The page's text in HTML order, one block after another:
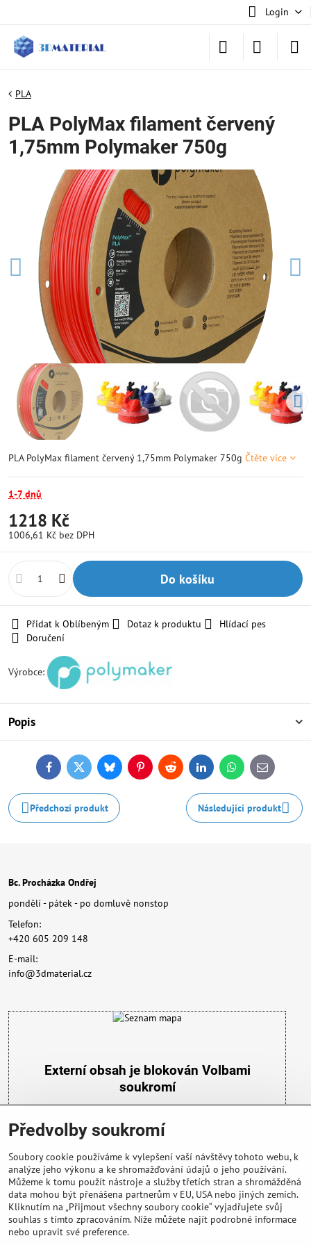
Login
PLA
PLA PolyMax filament červený
1,75mm Polymaker 750g
PLA PolyMax filament červený 1,75mm Polymaker 750g Čtěte více
1-7 dnů
1218 Kč
1006,61 Kč bez DPH
Do košíku
Přidat k Oblíbeným Dotaz k produktu
Hlídací pes
Doručení
Výrobce:
Popis
FacebookTwitterBlueskyPinterestReddit LinkedInWhatsApp
E-
mail
Předchozí produkt Následující produkt
Bc. Procházka Ondřej
pondělí - pátek - po domluvě nonstop
Telefon:
+420 605 209 148
E-mail:
info@3dmaterial.cz
Externí obsah je blokován Volbami
soukromí
Přejete si načíst externí obsah?
Povolit a zapamatovat - souhlas s druhem cookie:
Funkční
Předvolby soukromí
Soubory cookie používáme k vylepšení vaší návštěvy tohoto webu, k
analýze jeho výkonu a ke shromažďování údajů o jeho používání.
Můžeme k tomu použít nástroje a služby třetích stran a shromážděná
data mohou být přenášena partnerům v EU, USA nebo jiných zemích.
Kliknutím na „Přijmout všechny soubory cookie“ vyjadřujete svůj
souhlas s tímto zpracováním. Níže můžete najít podrobné informace
nebo upravit své preference.